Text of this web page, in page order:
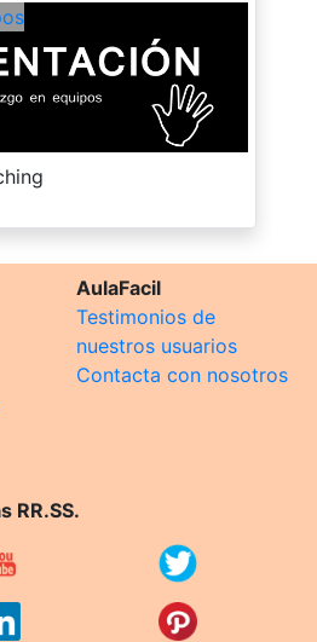
AulaFacil
Testimonios de
nuestros usuarios
Contacta con nosotros
RR.SS.